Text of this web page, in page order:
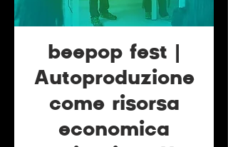
beepop fest |
Autoproduzione
come risorsa
economica